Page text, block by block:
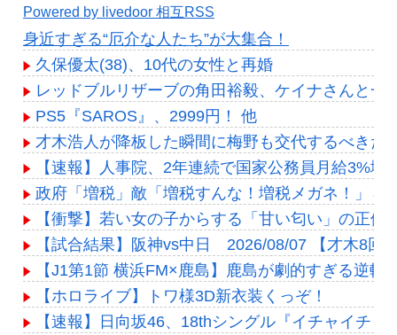
Powered by livedoor 相互RSS
身近すぎる“厄介な人たち”が大集合！
久保優太(38)、10代の女性と再婚
レッドブルリザーブの角田裕毅、ケイナさんと一
PS5『SAROS』、2999円！ 他
才木浩人が降板した瞬間に梅野も交代するべきだ
【速報】人事院、2年連続で国家公務員月給3%
政府「増税」敵「増税すんな！増税メガネ！」→
【衝撃】若い女の子からする「甘い匂い」の正
【試合結果】阪神vs中日 2026/08/07 【才木8回
【J1第1節 横浜FM×鹿島】鹿島が劇的すぎる逆
【ホロライブ】トワ様3D新衣装くっぞ！
【速報】日向坂46、18thシングル『イチャイチャ